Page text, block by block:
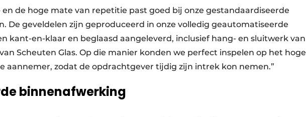
de hoge mate van repetitie past goed bij onze gestandaardiseerde
De geveldelen zijn geproduceerd in onze volledig geautomatiseerde
kant-en-klaar en beglaasd aangeleverd, inclusief hang- en sluitwerk van
Scheuten Glas. Op die manier konden we perfect inspelen op het hoge
aannemer, zodat de opdrachtgever tijdig zijn intrek kon nemen.”
binnenafwerking